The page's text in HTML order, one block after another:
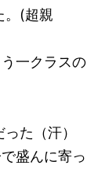
。(超親
一クラスの
た（汗）
盛んに寄っ